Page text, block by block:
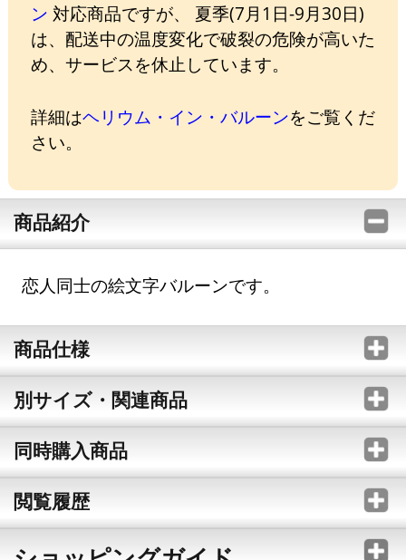
ン 対応商品ですが、 夏季(7月1日-9月30日)
は、配送中の温度変化で破裂の危険が高いた
め、サービスを休止しています。
詳細はヘリウム・イン・バルーンをご覧くだ
さい。
商品紹介
恋人同士の絵文字バルーンです。
商品仕様
別サイズ・関連商品
同時購入商品
閲覧履歴